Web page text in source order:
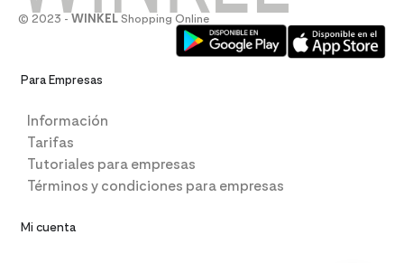
© 2023 - WINKEL Shopping Online
Para Empresas
Información
Tarifas
Tutoriales para empresas
Términos y condiciones para empresas
Mi cuenta